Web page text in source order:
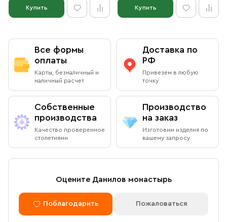
Купить Купить
Все формы
оплаты
Карты, безналичный и
наличный расчет
Доставка по
РФ
Привезем в любую
точку
Собственные
производства
Качество проверенное
столетиями
Производство
на заказ
Изготовим изделия по
вашему запросу
Оцените Данилов монастырь
Поблагодарить Пожаловаться